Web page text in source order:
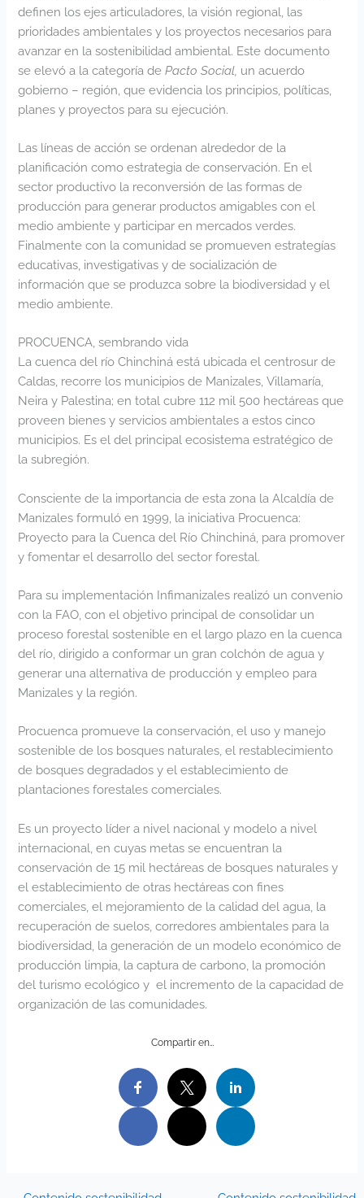
definen los ejes articuladores, la visión regional, las
prioridades ambientales y los proyectos necesarios para
avanzar en la sostenibilidad ambiental. Este documento
se elevó a la categoría dePacto Social, un acuerdo
gobierno – región, que evidencia los principios, políticas,
planes y proyectos para su ejecución.
Las líneas de acción se ordenan alrededor de la
planificación como estrategia de conservación. En el
sector productivo la reconversión de las formas de
producción para generar productos amigables con el
medio ambiente y participar en mercados verdes.
Finalmente con la comunidad se promueven estrategías
educativas, investigativas y de socialización de
información que se produzca sobre la biodiversidad y el
medio ambiente.
PROCUENCA, sembrando vida
La cuenca del río Chinchiná está ubicada el centrosur de
Caldas, recorre los municipios de Manizales, Villamaría,
Neira y Palestina; en total cubre 112 mil 500 hectáreas que
proveen bienes y servicios ambientales a estos cinco
municipios. Es el del principal ecosistema estratégico de
la subregión.
Consciente de la importancia de esta zona la Alcaldía de
Manizales formuló en 1999, la iniciativa Procuenca:
Proyecto para la Cuenca del Río Chinchiná, para promover
y fomentar el desarrollo del sector forestal.
Para su implementación Infimanizales realizó un convenio
con la FAO, con el objetivo principal de consolidar un
proceso forestal sostenible en el largo plazo en la cuenca
del río, dirigido a conformar un gran colchón de agua y
generar una alternativa de producción y empleo para
Manizales y la región.
Procuenca promueve la conservación, el uso y manejo
sostenible de los bosques naturales, el restablecimiento
de bosques degradados y el establecimiento de
plantaciones forestales comerciales.
Es un proyecto líder a nivel nacional y modelo a nivel
internacional, en cuyas metas se encuentran la
conservación de 15 mil hectáreas de bosques naturales y
el establecimiento de otras hectáreas con fines
comerciales, el mejoramiento de la calidad del agua, la
recuperación de suelos, corredores ambientales para la
biodiversidad, la generación de un modelo económico de
producción limpia, la captura de carbono, la promoción
del turismo ecológico y el incremento de la capacidad de
organización de las comunidades.
Compartir en…